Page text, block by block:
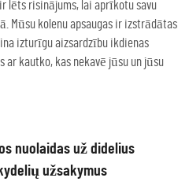
lēts risinājums, lai aprīkotu savu
Mūsu kolenu apsaugas ir izstrādātas
izturīgu aizsardzību ikdienas
ar kautko, kas nekavē jūsu un jūsu
nuolaidas už didelius
užsakymus